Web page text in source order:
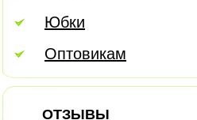
Юбки
Оптовикам
ОТЗЫВЫ